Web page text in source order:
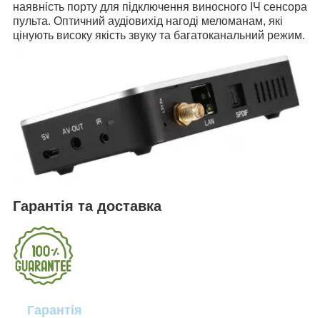
наявність порту для підключення виносного ІЧ сенсора
пульта. Оптичний аудіовихід нагоді меломанам, які
цінують високу якість звуку та багатоканальний режим.
Гарантія та доставка
Гарантія